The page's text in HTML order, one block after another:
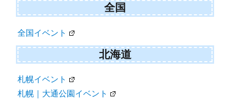
ョ
ン
全国
全国イベント
北海道
札幌イベント
札幌｜大通公園イベント